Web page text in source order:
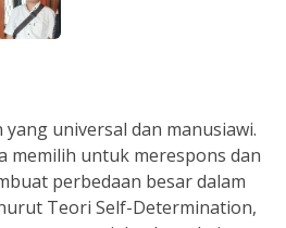
yang universal dan manusiawi.
memilih untuk merespons dan
perbedaan besar dalam
Teori Self-Determination,